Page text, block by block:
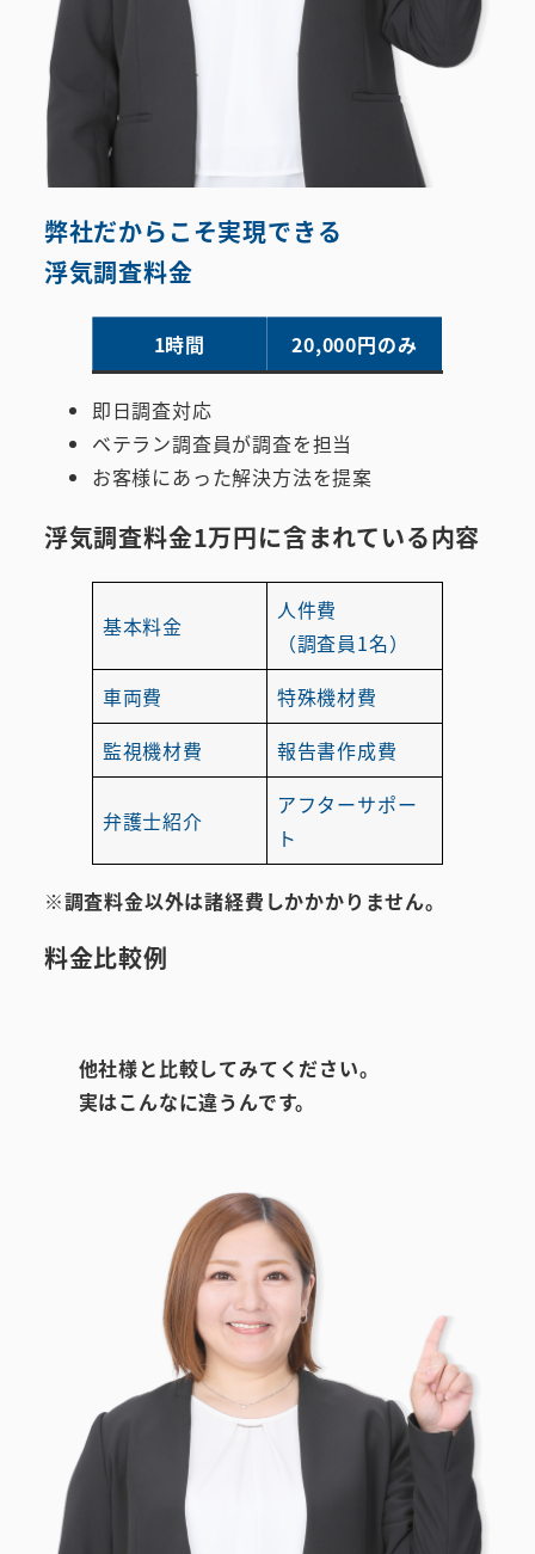
弊社だからこそ実現できる
浮気調査料金
1時間 20,000円のみ
即日調査対応
ベテラン調査員が調査を担当
お客様にあった解決方法を提案
浮気調査料金1万円に含まれている内容
基本料金
人件費
（調査員1名）
車両費
特殊機材費
監視機材費
報告書作成費
弁護士紹介
アフターサポー
ト
※調査料金以外は諸経費しかかかりません。
料金比較例
他社様と比較してみてください。
実はこんなに違うんです。